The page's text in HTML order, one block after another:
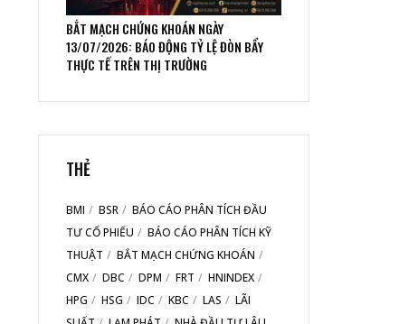
BẮT MẠCH CHỨNG KHOÁN NGÀY
13/07/2026: BÁO ĐỘNG TỶ LỆ ĐÒN BẨY
THỰC TẾ TRÊN THỊ TRƯỜNG
THẺ
BMI BSR
BÁO CÁO PHÂN TÍCH ĐẦU
TƯ CỔ PHIẾU
BÁO CÁO PHÂN TÍCH KỸ
THUẬT
BẮT MẠCH CHỨNG KHOÁN
CMX
DBC DPM FRT
HNINDEX
HPG
HSG IDC KBC LAS
LÃI